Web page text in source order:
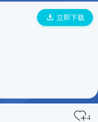
立即下载
4